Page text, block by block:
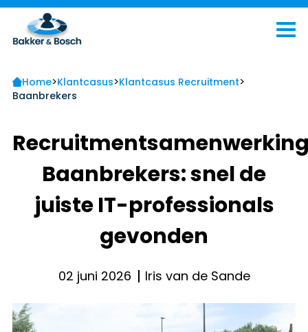
Home>Klantcasus>Klantcasus Recruitment>
Baanbrekers
Baanbrekers: snel de
juiste IT-professionals
gevonden
02 juni 2026 Iris van de Sande